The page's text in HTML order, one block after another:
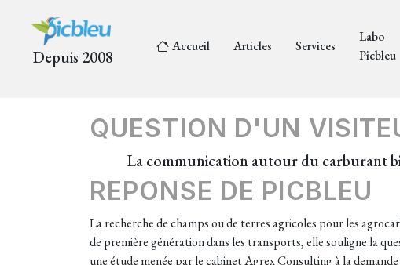
Depuis 2008
Accueil Articles Services
Labo
Picbleu
QUESTION D'UN
La communication autour du carburant
REPONSE DE PICBLEU
La recherche de champs ou de terres agricoles pour les
de première génération dans les transports, elle souligne la
une étude menée par le cabinet Agrex Consulting à la